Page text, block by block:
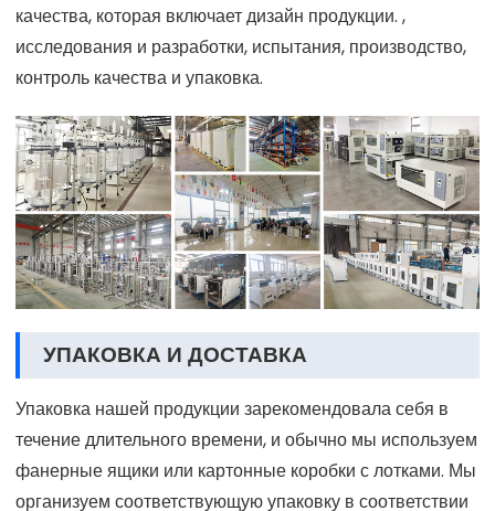
качества, которая включает дизайн продукции. ,
исследования и разработки, испытания, производство,
контроль качества и упаковка.
УПАКОВКА И ДОСТАВКА
Упаковка нашей продукции зарекомендовала себя в
течение длительного времени, и обычно мы используем
фанерные ящики или картонные коробки с лотками. Мы
организуем соответствующую упаковку в соответствии